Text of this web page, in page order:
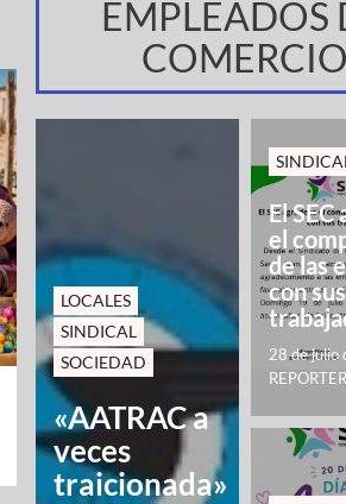
EMPLEADOS
COMERCIO
LOCALES
SINDICAL
SOCIEDAD
«AATRAC a
veces
traicionada»
El SEC
el
de las
con sus
28 de julio